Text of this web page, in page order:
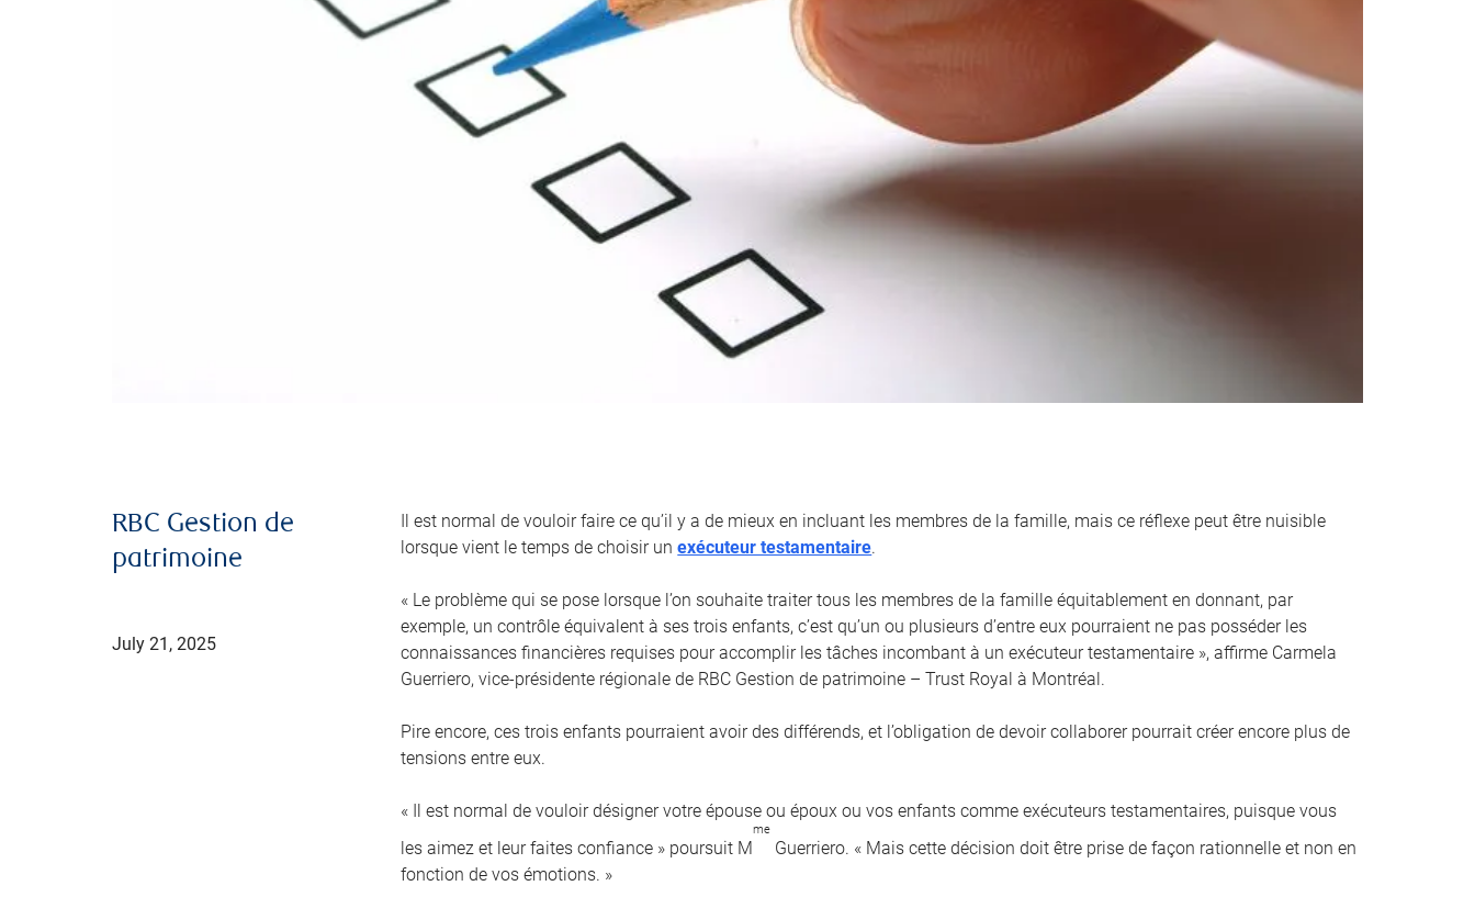
RBC Gestion de
patrimoine
July 21, 2025
Il est normal de vouloir faire ce qu’il y a de mieux en incluant les membres de la famille, mais ce réflexe peut être nuisible
lorsque vient le temps de choisir unexécuteur testamentaire.
« Le problème qui se pose lorsque l’on souhaite traiter tous les membres de la famille équitablement en donnant, par
exemple, un contrôle équivalent à ses trois enfants, c’est qu’un ou plusieurs d’entre eux pourraient ne pas posséder les
connaissances financières requises pour accomplir les tâches incombant à un exécuteur testamentaire », affirme Carmela
Guerriero, vice-présidente régionale de RBC Gestion de patrimoine – Trust Royal à Montréal.
Pire encore, ces trois enfants pourraient avoir des différends, et l’obligation de devoir collaborer pourrait créer encore plus de
tensions entre eux.
« Il est normal de vouloir désigner votre épouse ou époux ou vos enfants comme exécuteurs testamentaires, puisque vous
les aimez et leur faites confiance » poursuit M
me
Guerriero. « Mais cette décision doit être prise de façon rationnelle et non en
fonction de vos émotions. »